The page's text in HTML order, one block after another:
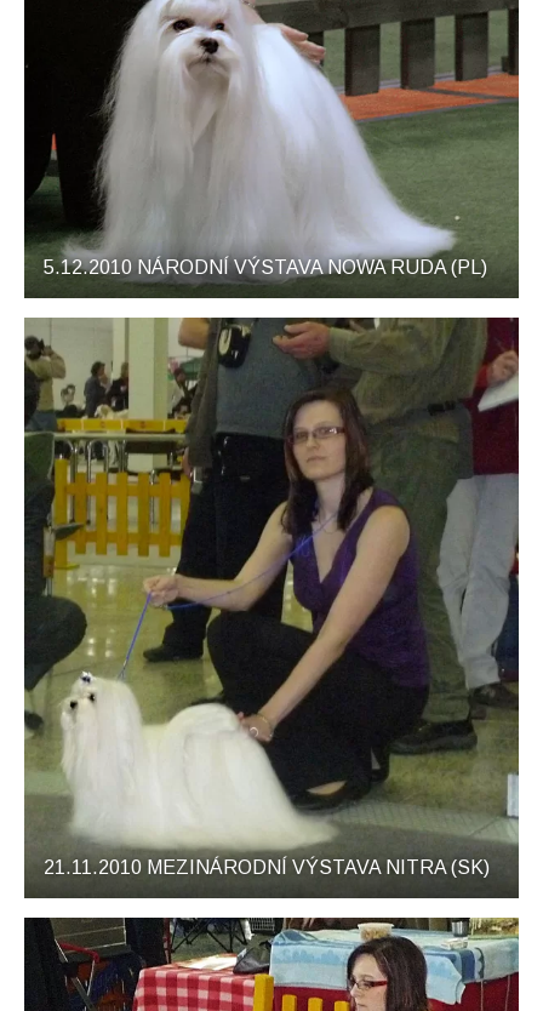
5.12.2010 NÁRODNÍ VÝSTAVA NOWA RUDA (PL)
21.11.2010 MEZINÁRODNÍ VÝSTAVA NITRA (SK)